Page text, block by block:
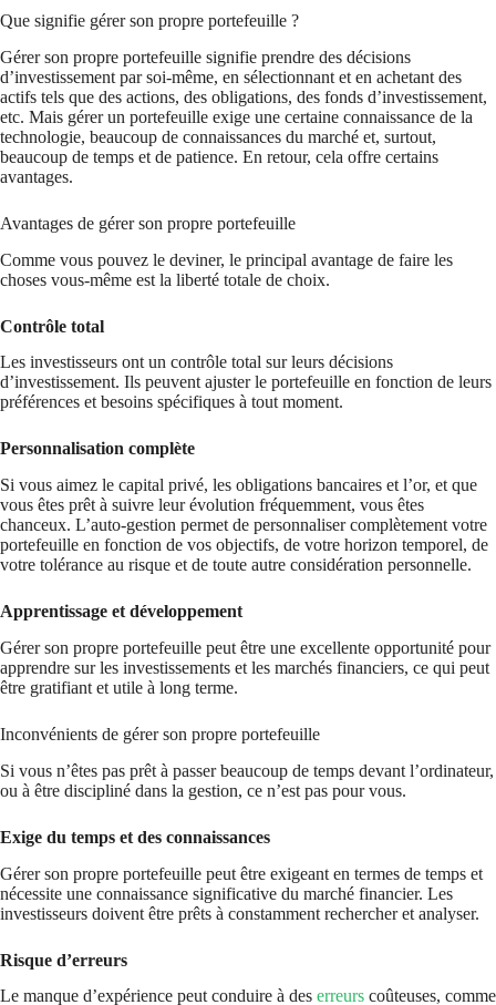
Que signifie gérer son propre portefeuille ?
Gérer son propre portefeuille signifie prendre des décisions
d’investissement par soi-même, en sélectionnant et en achetant des
actifs tels que des actions, des obligations, des fonds d’investissement,
etc. Mais gérer un portefeuille exige une certaine connaissance de la
technologie, beaucoup de connaissances du marché et, surtout,
beaucoup de temps et de patience. En retour, cela offre certains
avantages.
Avantages de gérer son propre portefeuille
Comme vous pouvez le deviner, le principal avantage de faire les
choses vous-même est la liberté totale de choix.
Contrôle total
Les investisseurs ont un contrôle total sur leurs décisions
d’investissement. Ils peuvent ajuster le portefeuille en fonction de leurs
préférences et besoins spécifiques à tout moment.
Personnalisation complète
Si vous aimez le capital privé, les obligations bancaires et l’or, et que
vous êtes prêt à suivre leur évolution fréquemment, vous êtes
chanceux. L’auto-gestion permet de personnaliser complètement votre
portefeuille en fonction de vos objectifs, de votre horizon temporel, de
votre tolérance au risque et de toute autre considération personnelle.
Apprentissage et développement
Gérer son propre portefeuille peut être une excellente opportunité pour
apprendre sur les investissements et les marchés financiers, ce qui peut
être gratifiant et utile à long terme.
Inconvénients de gérer son propre portefeuille
Si vous n’êtes pas prêt à passer beaucoup de temps devant l’ordinateur,
ou à être discipliné dans la gestion, ce n’est pas pour vous.
Exige du temps et des connaissances
Gérer son propre portefeuille peut être exigeant en termes de temps et
nécessite une connaissance significative du marché financier. Les
investisseurs doivent être prêts à constamment rechercher et analyser.
Risque d’erreurs
Le manque d’expérience peut conduire à des erreurs coûteuses, comme